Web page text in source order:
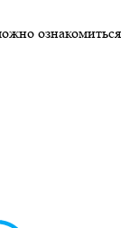
ознакомиться